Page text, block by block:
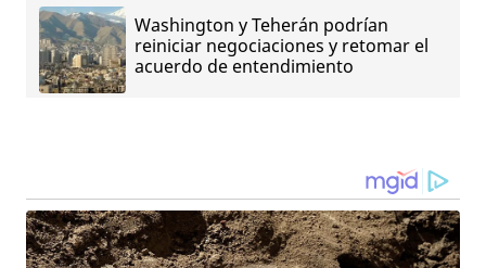
Washington y Teherán podrían
reiniciar negociaciones y retomar el
acuerdo de entendimiento